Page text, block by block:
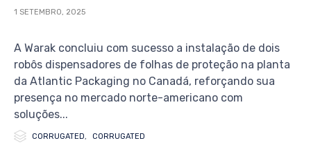
1 SETEMBRO, 2025
A Warak concluiu com sucesso a instalação de dois
robôs dispensadores de folhas de proteção na planta
da Atlantic Packaging no Canadá, reforçando sua
presença no mercado norte-americano com
soluções...
 Category
CORRUGATED, CORRUGATED